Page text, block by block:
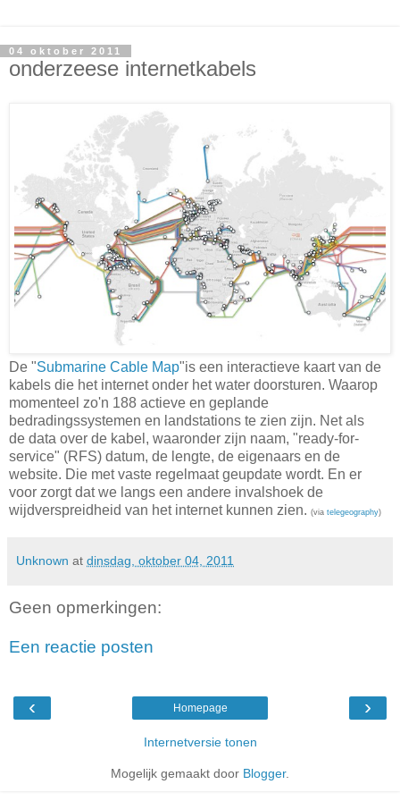
04 oktober 2011
onderzeese internetkabels
De "Submarine Cable Map"is een interactieve kaart van de
kabels die het internet onder het water doorsturen. Waarop
momenteel zo'n 188 actieve en geplande
bedradingssystemen en landstations te zien zijn. Net als
de data over de kabel, waaronder zijn naam, "ready-for-
service" (RFS) datum, de lengte, de eigenaars en de
website. Die met vaste regelmaat geupdate wordt. En er
voor zorgt dat we langs een andere invalshoek de
wijdverspreidheid van het internet kunnen zien. (via telegeography)
Unknown at dinsdag, oktober 04, 2011
Geen opmerkingen:
Een reactie posten
‹ ›
Homepage
Internetversie tonen
Mogelijk gemaakt door Blogger.